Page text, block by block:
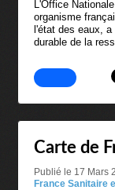
L'Office
organisme
l'état des eaux,
durable de la
Carte de
Publié le 17 Mars
France Sanitaire